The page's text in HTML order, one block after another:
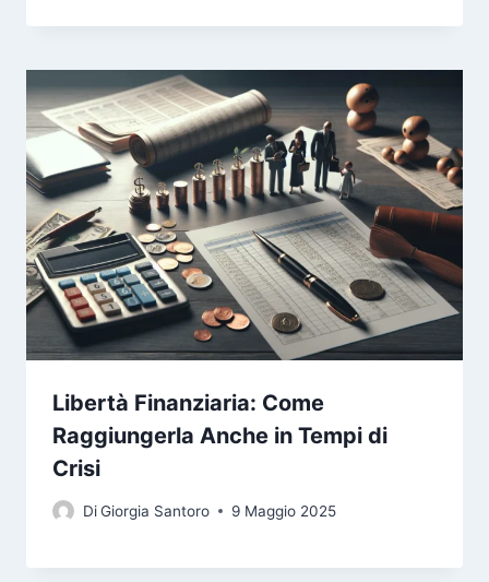
Libertà Finanziaria: Come
Raggiungerla Anche in Tempi di
Crisi
DiGiorgia Santoro 9 Maggio 2025